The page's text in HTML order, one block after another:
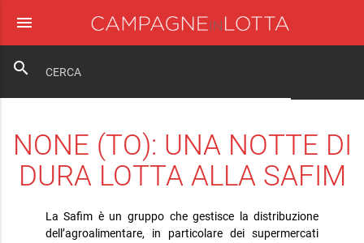
menu
search
NONE (TO): UNA NOTTE DI
DURA LOTTA ALLA SAFIM
La Safim è un gruppo che gestisce la distribuzione
dell’agroalimentare, in particolare dei supermercati